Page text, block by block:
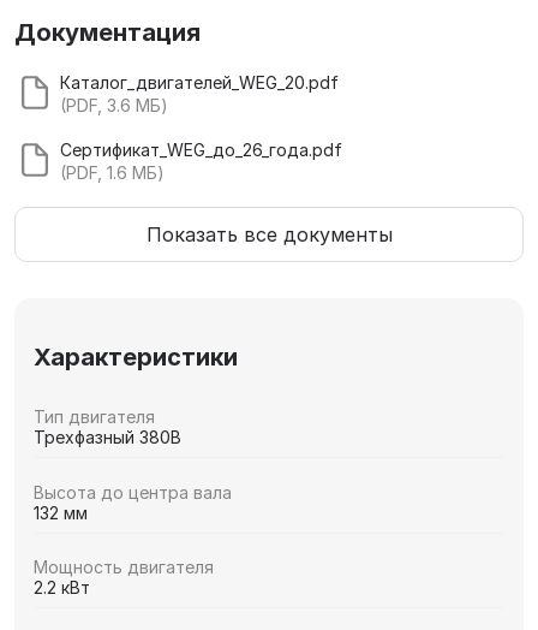
Документация
Каталог_двигателей_WEG_20.pdf
(PDF, 3.6 МБ)
Сертификат_WEG_до_26_года.pdf
(PDF, 1.6 МБ)
Показать все документы
Характеристики
Тип двигателя
Трехфазный 380В
Высота до центра вала
132 мм
Мощность двигателя
2.2 кВт